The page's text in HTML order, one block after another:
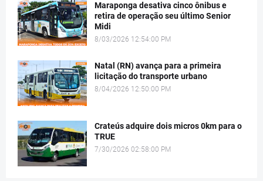
Maraponga desativa cinco ônibus e
retira de operação seu último Senior
Midi
8/03/2026 12:54:00 PM
Natal (RN) avança para a primeira
licitação do transporte urbano
8/04/2026 12:50:00 PM
Crateús adquire dois micros 0km para o
TRUE
7/30/2026 02:58:00 PM